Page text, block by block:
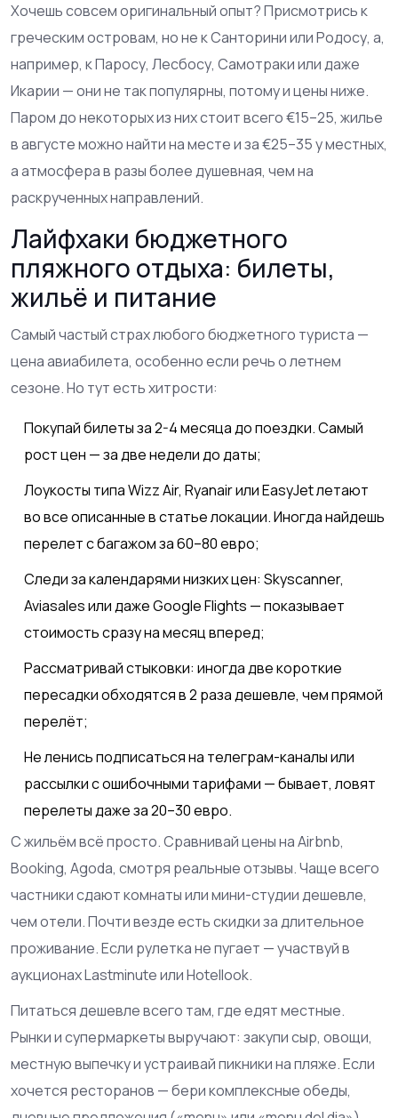
Хочешь совсем оригинальный опыт? Присмотрись к
греческим островам, но не к Санторини или Родосу, а,
например, к Паросу, Лесбосу, Самотраки или даже
Икарии — они не так популярны, потому и цены ниже.
Паром до некоторых из них стоит всего €15–25, жилье
в августе можно найти на месте и за €25–35 у местных,
а атмосфера в разы более душевная, чем на
раскрученных направлений.
Лайфхаки бюджетного
пляжного отдыха: билеты,
жильё и питание
Самый частый страх любого бюджетного туриста —
цена авиабилета, особенно если речь о летнем
сезоне. Но тут есть хитрости:
Покупай билеты за 2-4 месяца до поездки. Самый
рост цен — за две недели до даты;
Лоукосты типа Wizz Air, Ryanair или EasyJet летают
во все описанные в статье локации. Иногда найдешь
перелет с багажом за 60–80 евро;
Следи за календарями низких цен: Skyscanner,
Aviasales или даже Google Flights — показывает
стоимость сразу на месяц вперед;
Рассматривай стыковки: иногда две короткие
пересадки обходятся в 2 раза дешевле, чем прямой
перелёт;
Не ленись подписаться на телеграм-каналы или
рассылки с ошибочными тарифами — бывает, ловят
перелеты даже за 20–30 евро.
С жильём всё просто. Сравнивай цены на Airbnb,
Booking, Agoda, смотря реальные отзывы. Чаще всего
частники сдают комнаты или мини-студии дешевле,
чем отели. Почти везде есть скидки за длительное
проживание. Если рулетка не пугает — участвуй в
аукционах Lastminute или Hotellook.
Питаться дешевле всего там, где едят местные.
Рынки и супермаркеты выручают: закупи сыр, овощи,
местную выпечку и устраивай пикники на пляже. Если
хочется ресторанов — бери комплексные обеды,